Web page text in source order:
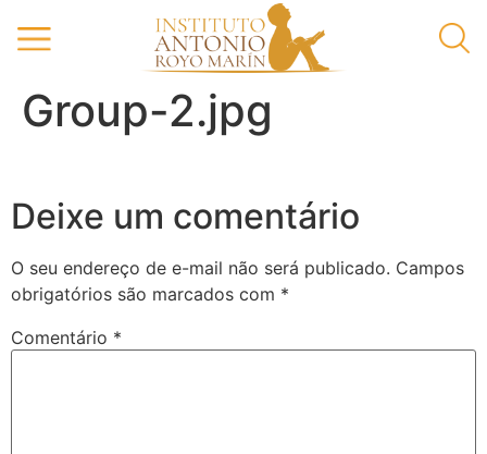
Group-2.jpg
Deixe um comentário
O seu endereço de e-mail não será publicado. Campos
obrigatórios são marcados com *
Comentário *